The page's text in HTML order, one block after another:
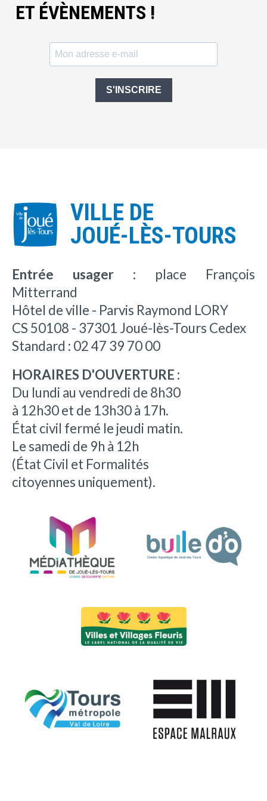
ET ÉVÈNEMENTS !
S'INSCRIRE
VILLE DE
JOUÉ-LÈS-TOURS
Entrée usager : place François
Mitterrand
Hôtel de ville - Parvis Raymond LORY
CS 50108 - 37301 Joué-lès-Tours Cedex
Standard : 02 47 39 70 00
HORAIRES D'OUVERTURE :
Du lundi au vendredi de 8h30
à 12h30 et de 13h30 à 17h.
État civil fermé le jeudi matin.
Le samedi de 9h à 12h
(État Civil et Formalités
citoyennes uniquement).